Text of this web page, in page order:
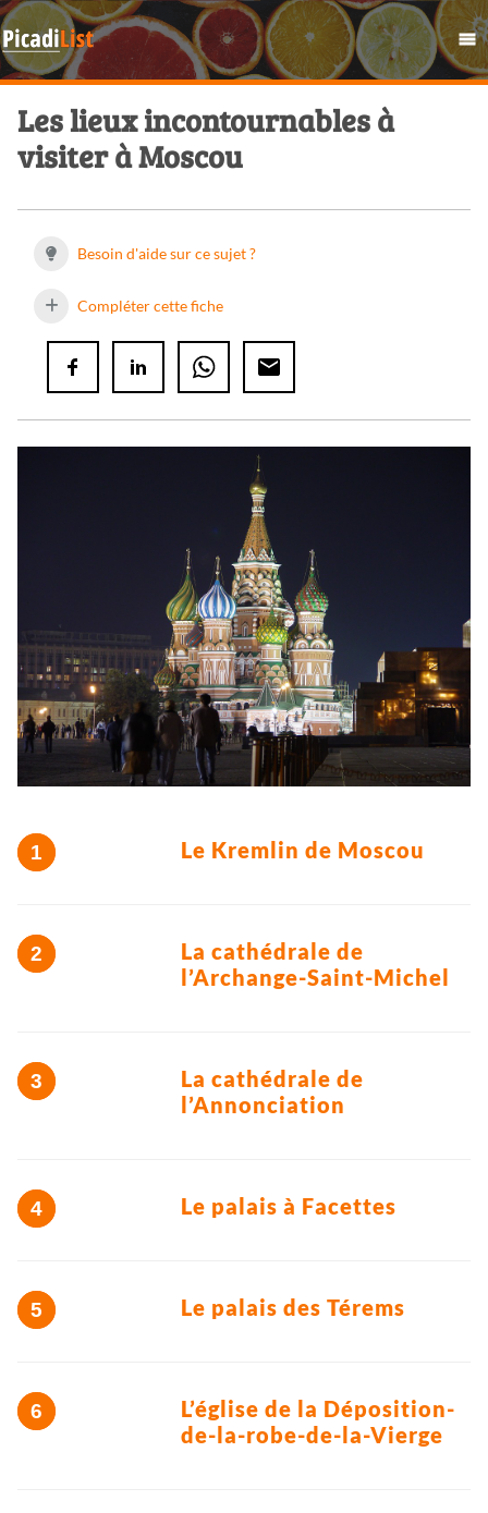
Les lieux incontournables à
visiter à Moscou
Besoin d'aide sur ce sujet ?
Compléter cette fiche
Le Kremlin de Moscou
La cathédrale de
l’Archange-Saint-Michel
La cathédrale de
l’Annonciation
Le palais à Facettes
Le palais des Térems
L’église de la Déposition-
de-la-robe-de-la-Vierge